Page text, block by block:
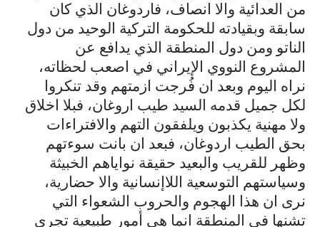
من العدائية والا انصاف، فاردوغان الذي كان
سابقة وبقيادته للحكومة التركية الوحيد من دول
الناتو ومن دول المنطقة الذي يدافع عن
المشروع النووي الإيراني في اصعب لحظاته،
نراه اليوم وبعد ان فُرجت ازمتهم وقد تنكروا
لكل جميل قدمه السيد طيب اروغان، فبلا اخلاق
ولا مهنية يكذبون ويلفقون التهم والافتراءات
بحق الطيب اردوغان، فبعد ان بانت سوءتهم
وظهر للقريب والبعيد حقيقة نواياهم الخبيثة
وسياستهم التوسعية اللاإنسانية والا حضارية،
نرى ان هذا الهجوم والحروب الشعواء التي
تشنها في المنطقة انما هي أمور طبيعية تجري